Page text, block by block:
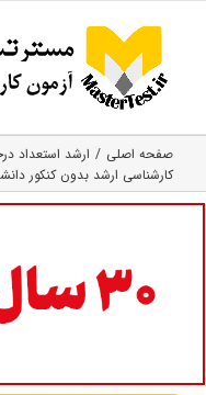
content
صفحه اصلی
ارشد استعداد
کارشناسی ارشد بدون کنکور دانشگاه